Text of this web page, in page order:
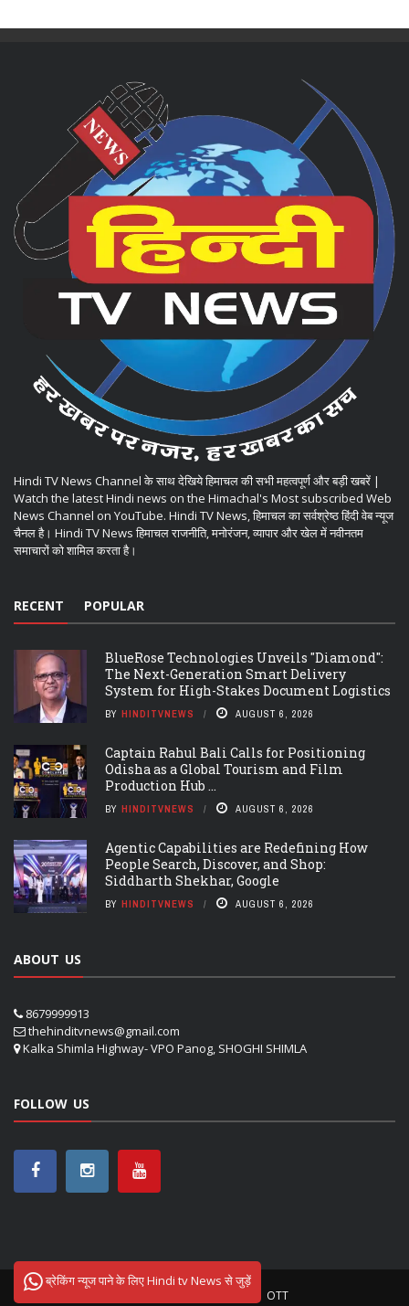
Hindi TV News Channel के साथ देखिये हिमाचल की सभी महत्वपूर्ण और बड़ी खबरें |
Watch the latest Hindi news on the Himachal's Most subscribed Web
News Channel on YouTube. Hindi TV News, हिमाचल का सर्वश्रेष्ठ हिंदी वेब न्यूज
चैनल है। Hindi TV News हिमाचल राजनीति, मनोरंजन, व्यापार और खेल में नवीनतम
समाचारों को शामिल करता है।
RECENT POPULAR
BlueRose Technologies Unveils "Diamond":
The Next-Generation Smart Delivery
System for High-Stakes Document Logistics
BY HINDITVNEWS AUGUST 6, 2026
Captain Rahul Bali Calls for Positioning
Odisha as a Global Tourism and Film
Production Hub ...
BY HINDITVNEWS AUGUST 6, 2026
Agentic Capabilities are Redefining How
People Search, Discover, and Shop:
Siddharth Shekhar, Google
BY HINDITVNEWS AUGUST 6, 2026
ABOUT US
8679999913
thehinditvnews@gmail.com
Kalka Shimla Highway- VPO Panog, SHOGHI SHIMLA
FOLLOW US
ब्रेकिंग न्यूज पाने के लिए Hindi tv News से जुड़ें
OTT